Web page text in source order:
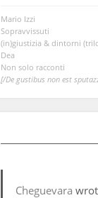
Mario Izzi
Sopravvissuti
(in)giustizia & dintorni
Dea
Non solo racconti
[/De gustibus non est
Cheguevara